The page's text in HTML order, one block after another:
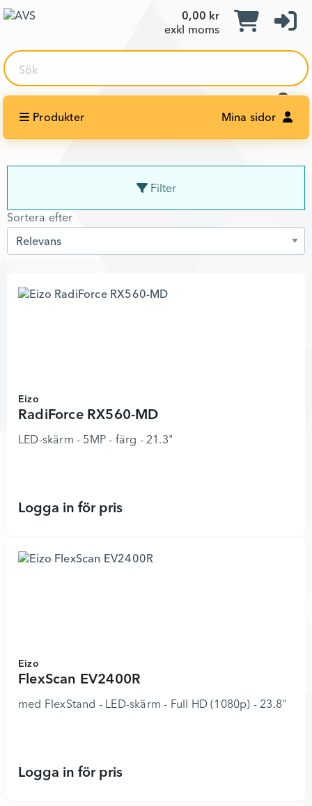
0,00 kr
exkl moms
Sök
Produkter Mina sidor
Filter
Sortera efter
Sortera efter
Eizo
RadiForce RX560-MD
LED-skärm - 5MP - färg - 21.3"
Logga in för prisRadiForce RX560-MD - 8924804 -
Eizo
FlexScan EV2400R
med FlexStand - LED-skärm - Full HD (1080p) - 23.8"
Logga in för prisFlexScan EV2400R - 8834630 -